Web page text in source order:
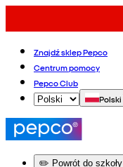
Znajdź sklep Pepco
Centrum pomocy
Pepco Club
Polski
✏️ Powrót do szkoły